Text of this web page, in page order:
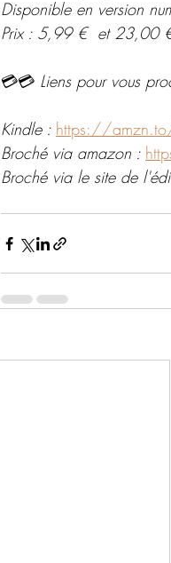
Disponible en version
Prix : 5,99 €  et 23,00
💳💳 Liens pour vous
Kindle : https://
Broché via amazon :
Broché via le site de